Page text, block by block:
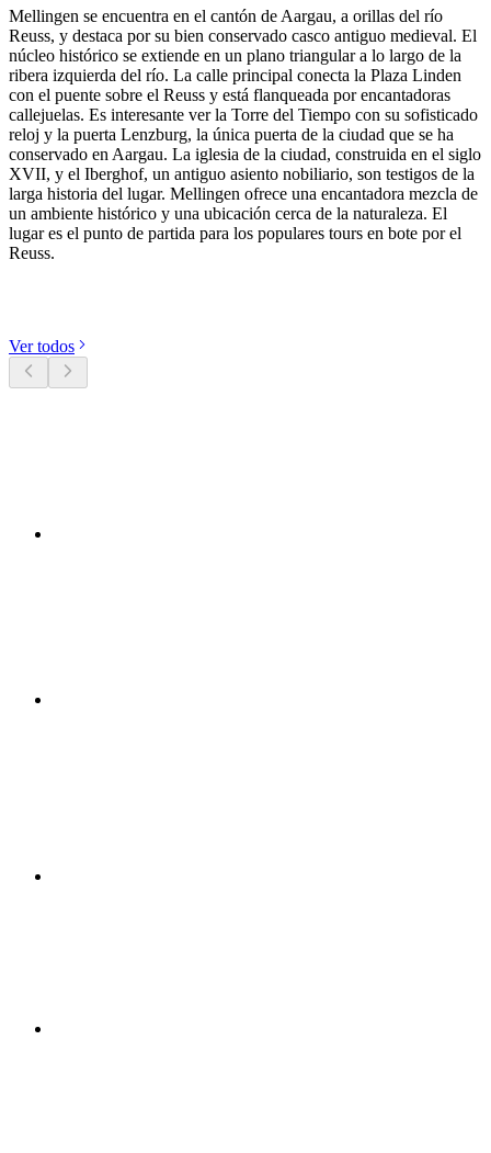
Mellingen se encuentra en el cantón de Aargau, a orillas del río
Reuss, y destaca por su bien conservado casco antiguo medieval. El
núcleo histórico se extiende en un plano triangular a lo largo de la
ribera izquierda del río. La calle principal conecta la Plaza Linden
con el puente sobre el Reuss y está flanqueada por encantadoras
callejuelas. Es interesante ver la Torre del Tiempo con su sofisticado
reloj y la puerta Lenzburg, la única puerta de la ciudad que se ha
conservado en Aargau. La iglesia de la ciudad, construida en el siglo
XVII, y el Iberghof, un antiguo asiento nobiliario, son testigos de la
larga historia del lugar. Mellingen ofrece una encantadora mezcla de
un ambiente histórico y una ubicación cerca de la naturaleza. El
lugar es el punto de partida para los populares tours en bote por el
Reuss.
Ver todos